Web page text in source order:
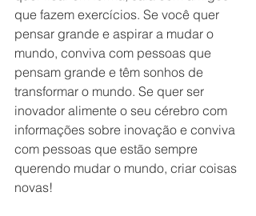
que fazem exercícios. Se você quer
pensar grande e aspirar a mudar o
mundo, conviva com pessoas que
pensam grande e têm sonhos de
transformar o mundo. Se quer ser
inovador alimente o seu cérebro com
informações sobre inovação e conviva
com pessoas que estão sempre
querendo mudar o mundo, criar coisas
novas!